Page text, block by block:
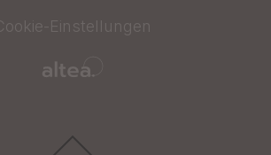
Einstellungen